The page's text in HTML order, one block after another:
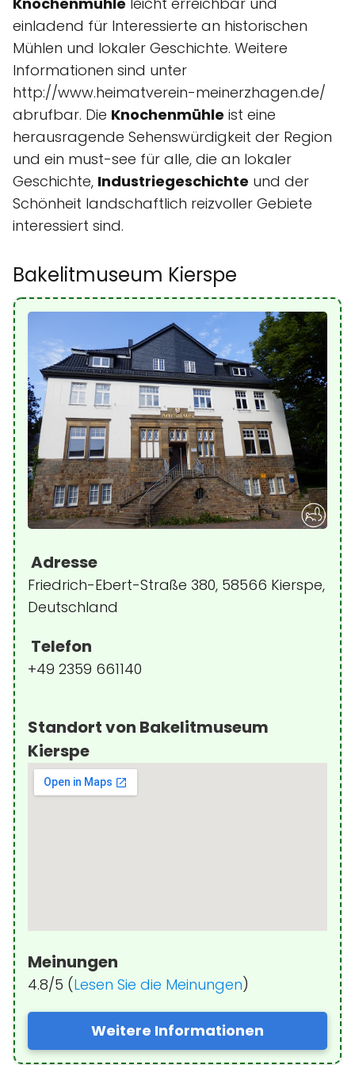
einladend für Interessierte an historischen
Mühlen und lokaler Geschichte. Weitere
Informationen sind unter
http://www.heimatverein-meinerzhagen.de/
abrufbar. Die Knochenmühle ist eine
herausragende Sehenswürdigkeit der Region
und ein must-see für alle, die an lokaler
Geschichte, Industriegeschichte und der
Schönheit landschaftlich reizvoller Gebiete
interessiert sind.
Bakelitmuseum Kierspe
Adresse
Friedrich-Ebert-Straße 380, 58566 Kierspe,
Deutschland
Telefon
+49 2359 661140
Standort von Bakelitmuseum
Kierspe
Meinungen
4.8/5 (Lesen Sie die Meinungen)
Weitere Informationen